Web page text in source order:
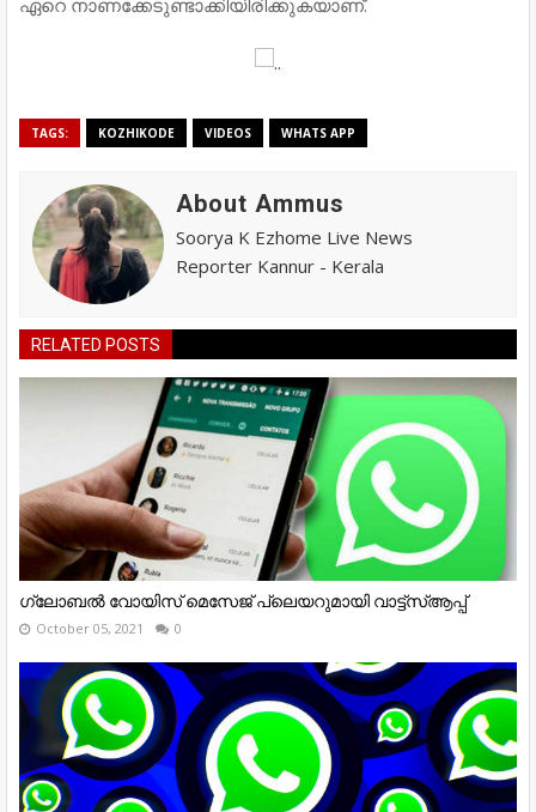
TAGS: KOZHIKODE VIDEOS WHATS APP
About Ammus
Soorya K Ezhome Live News
Reporter Kannur - Kerala
RELATED POSTS
ഗ്ലോബല്‍ വോയിസ് മെസേജ് പ്ലെയറുമായി വാട്ട്‌സ്ആപ്പ്
October 05, 2021 0